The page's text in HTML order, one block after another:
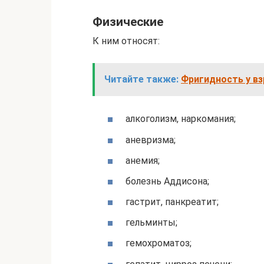
Физические
К ним относят:
Читайте также: Фригидность у
алкоголизм, наркомания;
аневризма;
анемия;
болезнь Аддисона;
гастрит, панкреатит;
гельминты;
гемохроматоз;